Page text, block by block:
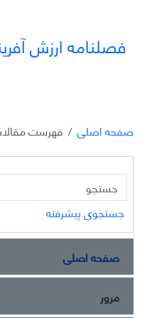
فصلنامه ارزش
صفحه اصلی
فهرست
جستجوی پیشرفته
صفحه اصلی
مرور